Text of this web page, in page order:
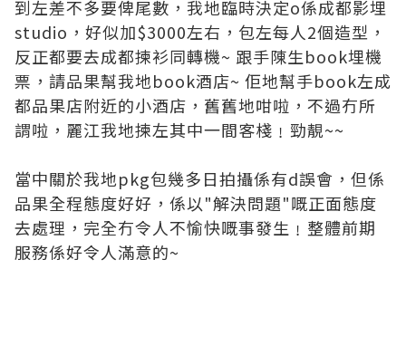
到左差不多要俾尾數，我地臨時決定o係成都影埋
studio，好似加$3000左右，包左每人2個造型，
反正都要去成都揀衫同轉機~ 跟手陳生book埋機
票，請品果幫我地book酒店~ 佢地幫手book左成
都品果店附近的小酒店，舊舊地咁啦，不過冇所
謂啦，麗江我地揀左其中一間客棧﹗勁靚~~
當中關於我地pkg包幾多日拍攝係有d誤會，但係
品果全程態度好好，係以"解決問題"嘅正面態度
去處理，完全冇令人不愉快嘅事發生﹗整體前期
服務係好令人滿意的~